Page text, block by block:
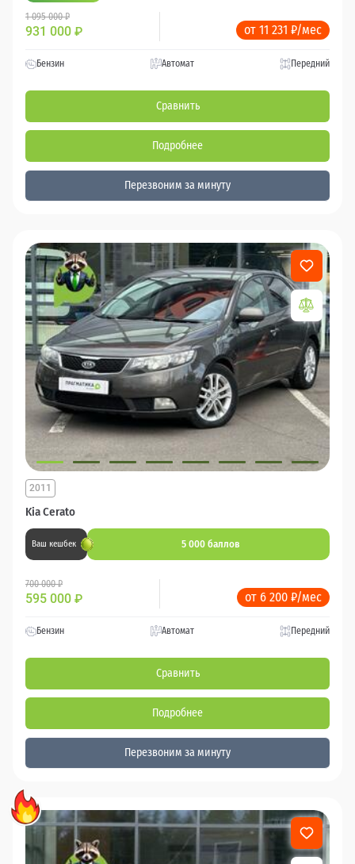
1 095 000 ₽
931 000 ₽ от 11 231 ₽/мес
Бензин Автомат Передний
Сравнить
Подробнее
Перезвоним за минуту
Kia Cerato
2011
Ваш кешбек 5 000 баллов
700 000 ₽
595 000 ₽ от 6 200 ₽/мес
Бензин Автомат Передний
Сравнить
Подробнее
Перезвоним за минуту